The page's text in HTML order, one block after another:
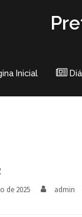
Inicial
de 2025 admin